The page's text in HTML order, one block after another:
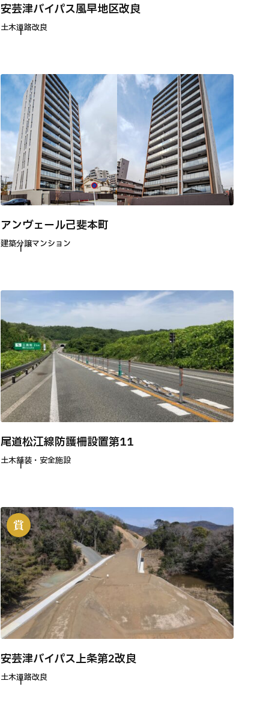
安芸津バイパス風早地区改良
土木道路改良
アンヴェール己斐本町
建築分譲マンション
尾道松江線防護柵設置第11
土木舗装・安全施設
安芸津バイパス上条第2改良
土木道路改良